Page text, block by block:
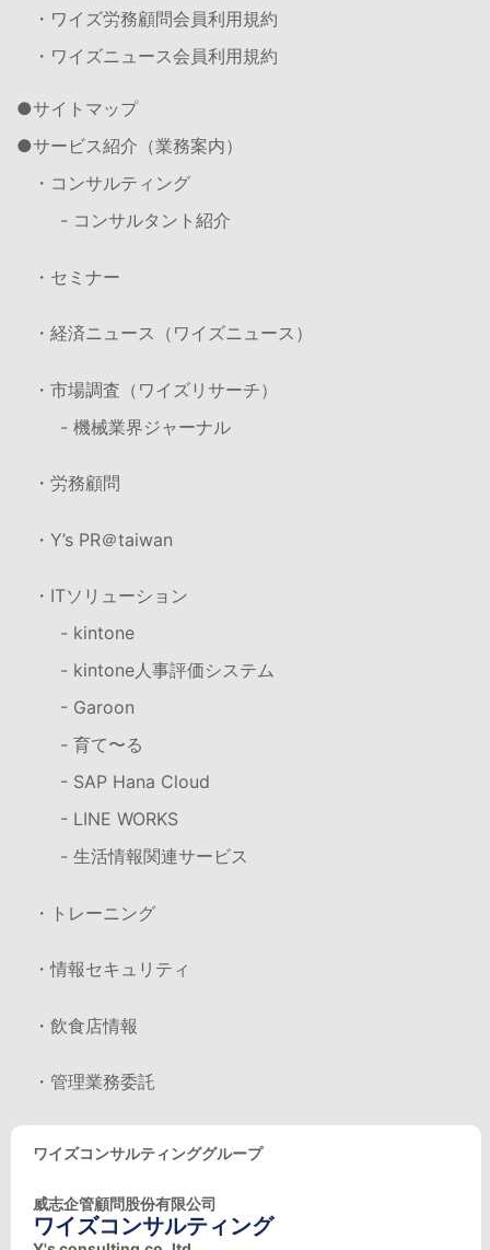
・ワイズ労務顧問会員利用規約
・ワイズニュース会員利用規約
サイトマップ
サービス紹介（業務案内）
・コンサルティング
- コンサルタント紹介
・セミナー
・経済ニュース（ワイズニュース）
・市場調査（ワイズリサーチ）
- 機械業界ジャーナル
・労務顧問
・Y’s PR＠taiwan
・ITソリューション
- kintone
- kintone人事評価システム
- Garoon
- 育て〜る
- SAP Hana Cloud
- LINE WORKS
- 生活情報関連サービス
・トレーニング
・情報セキュリティ
・飲食店情報
・管理業務委託
ワイズコンサルティンググループ
威志企管顧問股份有限公司
ワイズコンサルティング